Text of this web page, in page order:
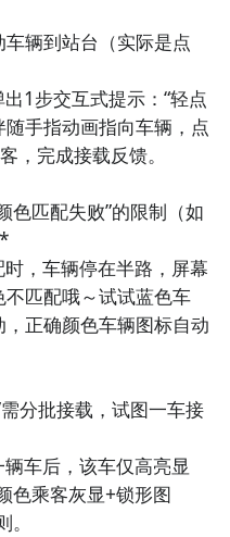
游戏APP
一起面对面
你还等什么
辆到站台（实际是点
1步交互式提示：“轻点
手指动画指向车辆，点
，完成接载反馈。
匹配失败”的限制（如
，车辆停在半路，屏幕
匹配哦～试试蓝色车
正确颜色车辆图标自动
分批接载，试图一车接
车后，该车仅高亮显
色乘客灰显+锁形图